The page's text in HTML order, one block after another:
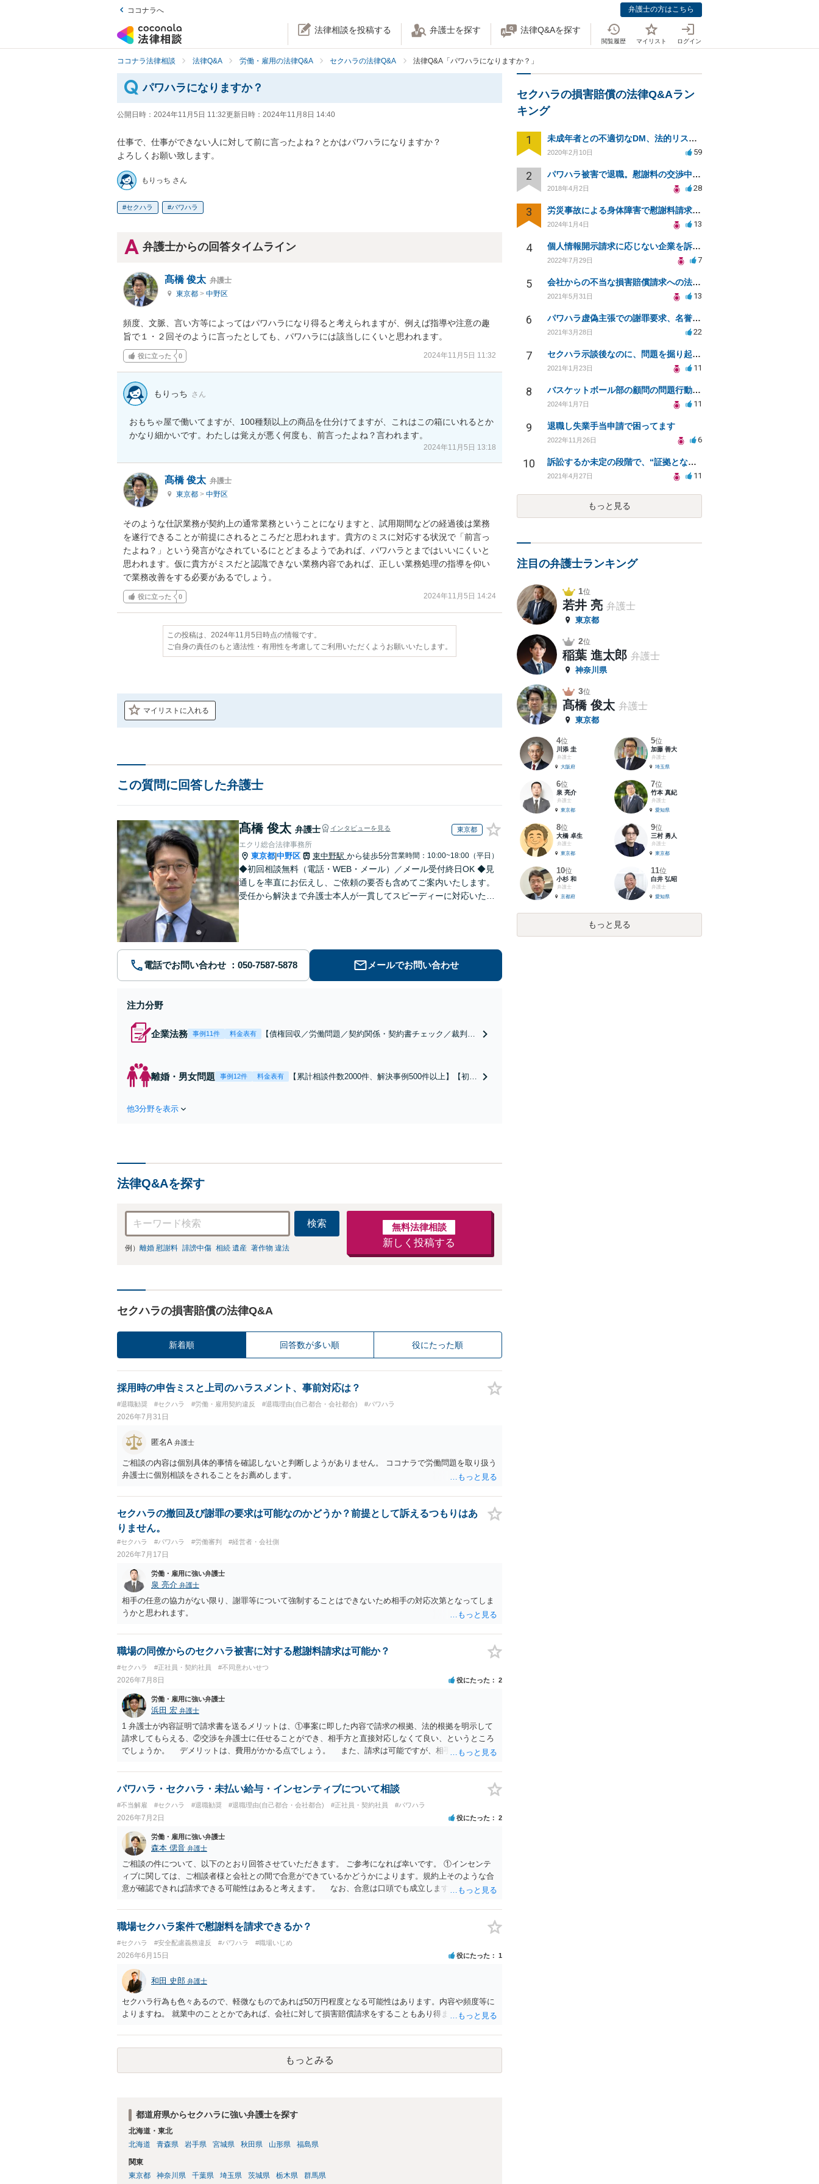
ココナラへ 弁護士の方はこちら
法律相談を投稿する 弁護士を探す 法律Q&Aを探す
閲覧履歴 マイリスト ログイン
ココナラ法律相談 法律Q&A 労働・雇用の法律Q&A セクハラの法律Q&A 法律Q&A「パワハラになりますか？」
パワハラになりますか？
公開日時： 2024年11月5日 11:32更新日時： 2024年11月8日 14:40
仕事で、仕事ができない人に対して前に言ったよね？とかはパワハラになりますか？
よろしくお願い致します。
もりっち さん
セクハラ パワハラ
弁護士からの回答タイムライン
髙橋 俊太 弁護士
東京都 > 中野区
頻度、文脈、言い方等によってはパワハラになり得ると考えられますが、例えば指導や注意の趣
旨で１・２回そのように言ったとしても、パワハラには該当しにくいと思われます。
役に立った 0 2024年11月5日 11:32
もりっち さん
おもちゃ屋で働いてますが、100種類以上の商品を仕分けてますが、これはこの箱にいれるとか
かなり細かいです。わたしは覚えが悪く何度も、前言ったよね？言われます。
2024年11月5日 13:18
髙橋 俊太 弁護士
東京都 > 中野区
そのような仕訳業務が契約上の通常業務ということになりますと、試用期間などの経過後は業務
を遂行できることが前提にされるところだと思われます。貴方のミスに対応する状況で「前言っ
たよね？」という発言がなされているにとどまるようであれば、パワハラとまではいいにくいと
思われます。仮に貴方がミスだと認識できない業務内容であれば、正しい業務処理の指導を仰い
で業務改善をする必要があるでしょう。
役に立った 0 2024年11月5日 14:24
この投稿は、2024年11月5日時点の情報です。
ご自身の責任のもと適法性・有用性を考慮してご利用いただくようお願いいたします。
マイリストに入れる
この質問に回答した弁護士
髙橋 俊太 弁護士 インタビューを見る 東京都
エクリ総合法律事務所
東京都 中野区 東中野駅 から徒歩5分営業時間：10:00~18:00（平日）
◆初回相談無料（電話・WEB・メール）／メール受付終日OK ◆見
通しを率直にお伝えし、ご依頼の要否も含めてご案内いたします。
受任から解決まで弁護士本人が一貫してスピーディーに対応いたし
電話でお問い合わせ メールでお問い合わせ
注力分野
企業法務 事例11件 料金表有
【債権回収／労働問題／契約関係・契約書チェック／裁判対
をお探しの方もご相談ください！【顧問経験豊富】【個別案
件も対応OK】
離婚・男女問題 事例12件 料金表有
【累計相談件数2000件、解決事例500件以上】【初回
他3分野を表示
法律Q&Aを探す
検索
例） 離婚 慰謝料 誹謗中傷 相続 遺産 著作物 違法
無料法律相談
新しく投稿する
セクハラの損害賠償の法律Q&A
新着順 回答数が多い順 役にたった順
採用時の申告ミスと上司のハラスメント、事前対応は？
#退職勧奨 #セクハラ #労働・雇用契約違反 #退職理由(自己都合・会社都合) #パワハラ
2026年7月31日
匿名A 弁護士
ご相談の内容は個別具体的事情を確認しないと判断しようがありません。 ココナラで労働問題を取り扱う
弁護士に個別相談をされることをお薦めします。
セクハラの撤回及び謝罪の要求は可能なのかどうか？前提として訴えるつもりはあ
りません。
#セクハラ #パワハラ #労働審判 #経営者・会社側
2026年7月17日
労働・雇用に強い弁護士
泉 亮介 弁護士
相手の任意の協力がない限り、謝罪等について強制することはできないため相手の対応次第となってしま
うかと思われます。
職場の同僚からのセクハラ被害に対する慰謝料請求は可能か？
#セクハラ #正社員・契約社員 #不同意わいせつ
2026年7月8日 役にたった 2
労働・雇用に強い弁護士
浜田 宏 弁護士
1 弁護士が内容証明で請求書を送るメリットは、①事案に即した内容で請求の根拠、法的根拠を明示して
請求してもらえる、②交渉を弁護士に任せることができ、相手方と直接対応しなくて良い、というところ
でしょうか。 デメリットは、費用がかかる点でしょう。 また、請求は可能ですが、相手が任意に払
観点から、裁判の証拠にする場合には注意が必要です(証拠排除される場合があります。)。 ３ 会社がど
ういう証拠に基づいて、誰が判断したかわかりませんが、会社がセクハラ認定しなかったからといって、
中傷したり、噂話を流したりしないようにして下さい。そういう報復的なことをしなければ名誉毀損には
なりません。反訴は貴女が加害行為をしなければ、通常は起こされません。 ５ 裁判をして、和解すれば
和解金が入ります。 勝訴判決を得て確定すれば、判決認容額を払ってもらいます。任意に支払わない場
合には、給与や預貯金、不動産などの財産を差押えます。 敗訴した場合、何も得られません。 ６ 弁
護士費用は請求額や事件の難易度によって変わります。また、現在は弁護士報酬は自由化されていますの
で、依頼する弁護士によっても費用は変わってきます。
パワハラ・セクハラ・未払い給与・インセンティブについて相談
#不当解雇 #セクハラ #退職勧奨 #退職理由(自己都合・会社都合) #正社員・契約社員 #パワハラ
2026年7月2日 役にたった 2
労働・雇用に強い弁護士
森本 偲音 弁護士
ご相談の件について、以下のとおり回答させていただきます。 ご参考になれば幸いです。 ①インセンテ
ィブに関しては、ご相談者様と会社との間で合意ができているかどうかによります。規約上そのような合
意が確認できれば請求できる可能性はあると考えます。 なお、合意は口頭でも成立しますが、裁判等で
す。 ②未払給与に関しては労務を提供しているのにもかかわらず支払われていない場合は、契約違反とな
りますので請求可能かと存じます。 ③休日・時間外労働については、休日・時間外労働があったことを示
動の内容によって判断が分かれますので、録音データやLINEでのやり取り等を確認する必要があるかと存
じます。 ⑤退職勧奨については退職する意思がないのであればきっぱりと断ればよく、解雇については不
当な解雇である場合には解雇無効を争うなどの対応が考えられます。 回答としては以上になりますが、ま
ずは、資料一式をご持参いただき最寄りの法律事務所にご相談するか、労働基準監督署に相談する等の対
応をしていただくことが望ましいと考えます。
職場セクハラ案件で慰謝料を請求できるか？
#セクハラ #安全配慮義務違反 #パワハラ #職場いじめ
2026年6月15日 役にたった 1
和田 史郎 弁護士
セクハラ行為も色々あるので、軽微なものであれば50万円程度となる可能性はあります。内容や頻度等に
よりますね。 就業中のこととかであれば、会社に対して損害賠償請求をすることもあり得ます。
もっとみる
都道府県からセクハラに強い弁護士を探す
北海道・東北
北海道
青森県 岩手県 宮城県 秋田県 山形県 福島県
関東
東京都
神奈川県 千葉県 埼玉県 茨城県 栃木県 群馬県
セクハラの損害賠償の法律Q&Aラン
キング
1 未成年者との不適切なDM、法的リスクと安全対策は？
2020年2月10日 59
2 パワハラ被害で退職。慰謝料の交渉中に勤務先側が弁護士を立ててきました
2018年4月2日 28
3 労災事故による身体障害で慰謝料請求はできるのでしょうか？
2024年1月4日 13
4 個人情報開示請求に応じない企業を訴えたい
2022年7月29日 7
5 会社からの不当な損害賠償請求への法的対処方法
2021年5月31日 13
6 パワハラ虚偽主張での謝罪要求、名誉毀損への対応策は？
2021年3月28日 22
7 セクハラ示談後なのに、問題を掘り起こされました。
2021年1月23日 11
8 バスケットボール部の顧問の問題行動について訴えることは可能でしょうか？
2024年1月7日 11
9 退職し失業手当申請で困ってます
2022年11月26日 6
10 訴訟するか未定の段階で、“証拠となり得る物の保管”を会社に応じてもらえる方法は在りますか?
2021年4月27日 11
もっと見る
注目の弁護士ランキング
1位
若井 亮 弁護士
東京都
2位
稲葉 進太郎 弁護士
神奈川県
3位
髙橋 俊太 弁護士
東京都
4位
川添 圭
弁護士
大阪府
5位
加藤 善大
弁護士
埼玉県
6位
泉 亮介
弁護士
東京都
7位
竹本 真紀
弁護士
愛知県
8位
大橋 卓生
弁護士
東京都
9位
三村 勇人
弁護士
東京都
10位
小杉 和
弁護士
京都府
11位
白井 弘昭
弁護士
愛知県
もっと見る